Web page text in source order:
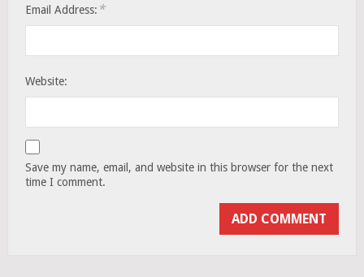
Email Address: *
Website:
Save my name, email, and website in this browser for the next
time I comment.